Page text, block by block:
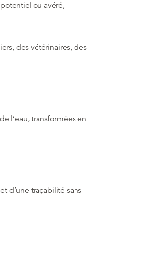
ou avéré,
des vétérinaires, des
l’eau, transformées en
d’une traçabilité sans